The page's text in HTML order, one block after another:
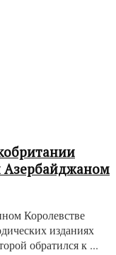
Королевстве
изданиях
обратился к ...